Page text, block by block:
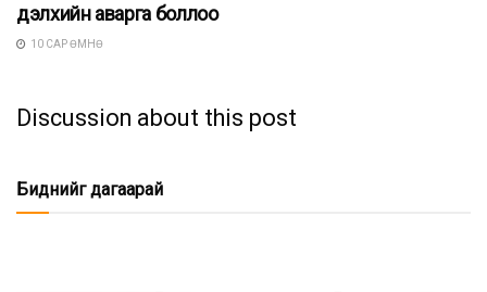
дэлхийн аварга боллоо
10 САР ӨМНӨ
Discussion about this post
Биднийг дагаарай